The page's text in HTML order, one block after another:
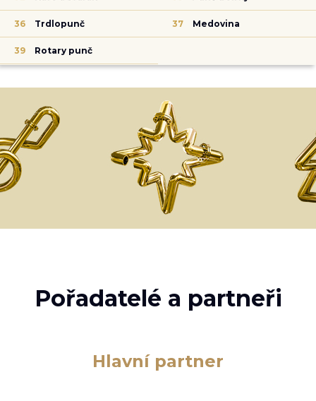
36 Trdlopunč 37 Medovina
39 Rotary punč
Pořadatelé a partneři
Hlavní partner